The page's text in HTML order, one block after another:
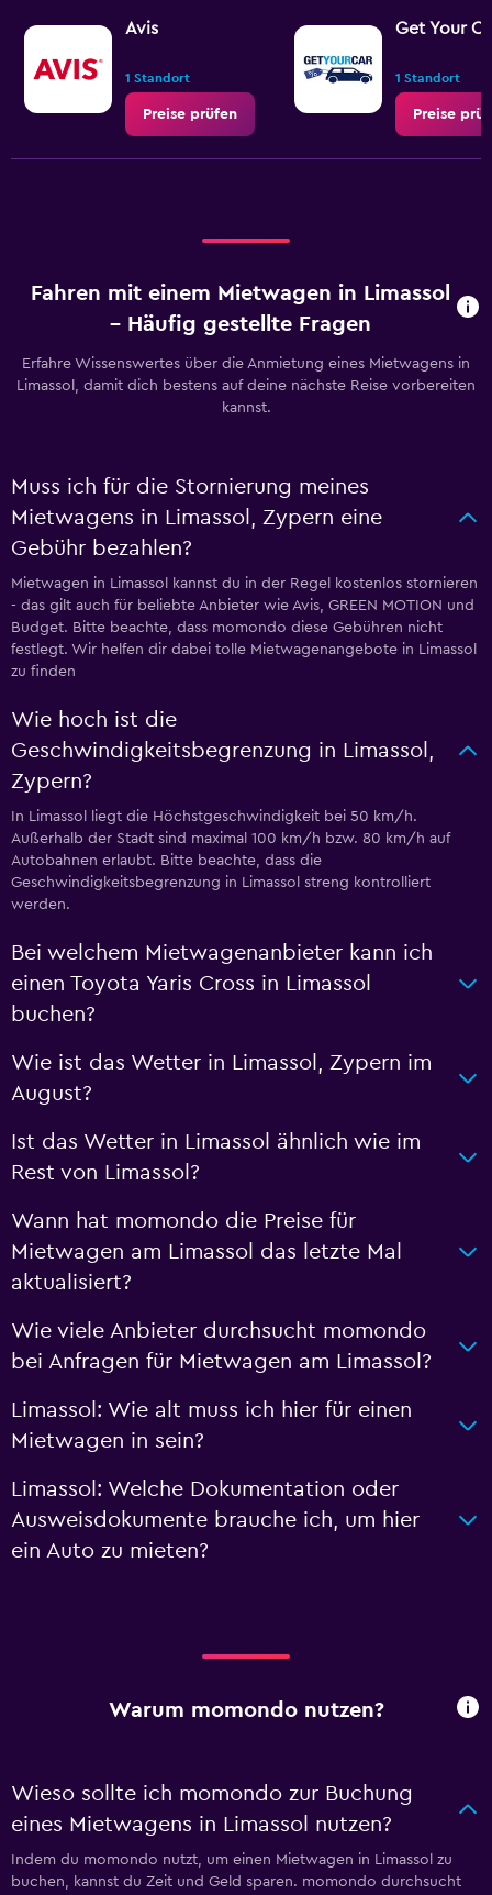
Avis
1 Standort
Preise prüfen
Get Your
1 Standort
Preise
Fahren mit einem Mietwagen in Limassol
– Häufig gestellte Fragen
Erfahre Wissenswertes über die Anmietung eines Mietwagens in
Limassol, damit dich bestens auf deine nächste Reise vorbereiten
kannst.
Muss ich für die Stornierung meines
Mietwagens in Limassol, Zypern eine
Gebühr bezahlen?
Mietwagen in Limassol kannst du in der Regel kostenlos stornieren
- das gilt auch für beliebte Anbieter wie Avis, GREEN MOTION und
Budget. Bitte beachte, dass momondo diese Gebühren nicht
festlegt. Wir helfen dir dabei tolle Mietwagenangebote in Limassol
zu finden
Wie hoch ist die
Geschwindigkeitsbegrenzung in Limassol,
Zypern?
In Limassol liegt die Höchstgeschwindigkeit bei 50 km/h.
Außerhalb der Stadt sind maximal 100 km/h bzw. 80 km/h auf
Autobahnen erlaubt. Bitte beachte, dass die
Geschwindigkeitsbegrenzung in Limassol streng kontrolliert
werden.
Bei welchem Mietwagenanbieter kann ich
einen Toyota Yaris Cross in Limassol
buchen?
Wie ist das Wetter in Limassol, Zypern im
August?
Ist das Wetter in Limassol ähnlich wie im
Rest von Limassol?
Wann hat momondo die Preise für
Mietwagen am Limassol das letzte Mal
aktualisiert?
Wie viele Anbieter durchsucht momondo
bei Anfragen für Mietwagen am Limassol?
Limassol: Wie alt muss ich hier für einen
Mietwagen in sein?
Limassol: Welche Dokumentation oder
Ausweisdokumente brauche ich, um hier
ein Auto zu mieten?
Warum momondo nutzen?
Wieso sollte ich momondo zur Buchung
eines Mietwagens in Limassol nutzen?
Indem du momondo nutzt, um einen Mietwagen in Limassol zu
buchen, kannst du Zeit und Geld sparen. momondo durchsucht